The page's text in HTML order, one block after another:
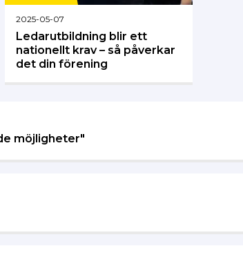
2025-05-07
Ledarutbildning blir ett
nationellt krav – så påverkar
det din förening
möjligheter"